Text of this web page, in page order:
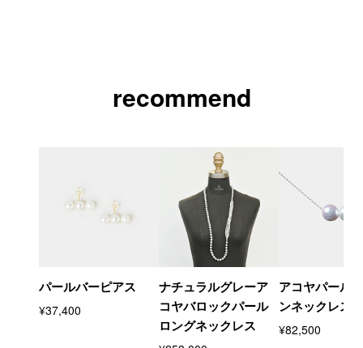
recommend
パールバーピアス
¥37,400
ナチュラルグレーア
コヤバロックパール
ロングネックレス
アコヤパール
ンネックレス
¥82,500